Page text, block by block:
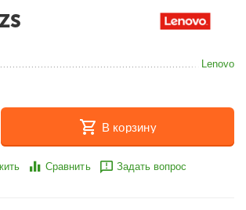
Lenovo
В корзину
Сравнить Задать вопрос